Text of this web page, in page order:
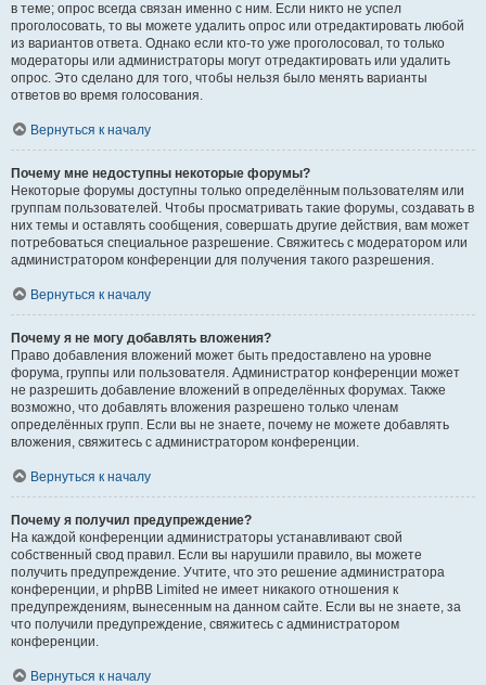
в теме; опрос всегда связан именно с ним. Если никто не успел
проголосовать, то вы можете удалить опрос или отредактировать любой
из вариантов ответа. Однако если кто-то уже проголосовал, то только
модераторы или администраторы могут отредактировать или удалить
опрос. Это сделано для того, чтобы нельзя было менять варианты
ответов во время голосования.
Вернуться к началу
Почему мне недоступны некоторые форумы?
Некоторые форумы доступны только определённым пользователям или
группам пользователей. Чтобы просматривать такие форумы, создавать в
них темы и оставлять сообщения, совершать другие действия, вам может
потребоваться специальное разрешение. Свяжитесь с модератором или
администратором конференции для получения такого разрешения.
Вернуться к началу
Почему я не могу добавлять вложения?
Право добавления вложений может быть предоставлено на уровне
форума, группы или пользователя. Администратор конференции может
не разрешить добавление вложений в определённых форумах. Также
возможно, что добавлять вложения разрешено только членам
определённых групп. Если вы не знаете, почему не можете добавлять
вложения, свяжитесь с администратором конференции.
Вернуться к началу
Почему я получил предупреждение?
На каждой конференции администраторы устанавливают свой
собственный свод правил. Если вы нарушили правило, вы можете
получить предупреждение. Учтите, что это решение администратора
конференции, и phpBB Limited не имеет никакого отношения к
предупреждениям, вынесенным на данном сайте. Если вы не знаете, за
что получили предупреждение, свяжитесь с администратором
конференции.
Вернуться к началу